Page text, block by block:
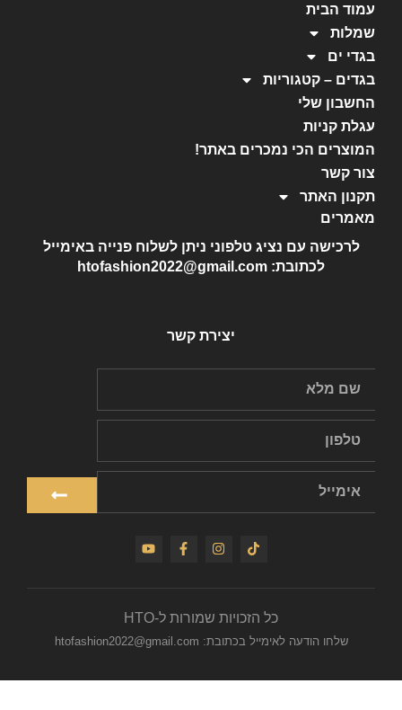
עמוד הבית
שמלות
בגדי ים
בגדים – קטגוריות
החשבון שלי
עגלת קניות
המוצרים הכי נמכרים באתר!
צור קשר
תקנון האתר
מאמרים
לרכישה עם נציג טלפוני ניתן לשלוח פנייה באימייל
לכתובת: htofashion2022@gmail.com
יצירת קשר
כל הזכויות שמורות ל-HTO
שלחו הודעה לאימייל בכתובת: htofashion2022@gmail.com